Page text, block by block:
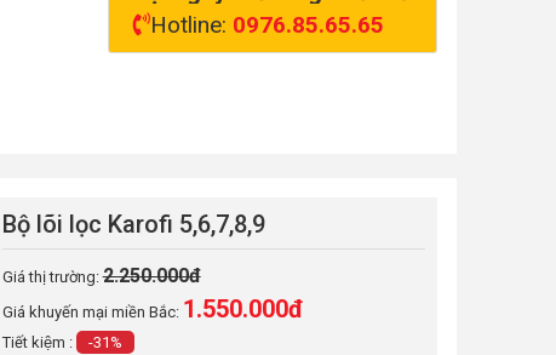
Hotline: 0976.85.65.65
Bộ lõi lọc Karofi 5,6,7,8,9
Giá thị trường:2.250.000đ
Giá khuyến mại miền Bắc: 1.550.000đ
Tiết kiệm :
-31%